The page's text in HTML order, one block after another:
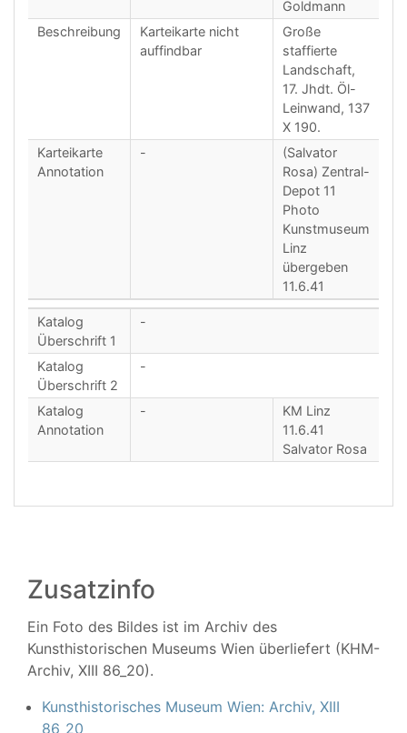
Goldmann
Beschreibung
Karteikarte nicht
auffindbar
Große
staffierte
Landschaft,
17. Jhdt. Öl-
Leinwand, 137
X 190.
Karteikarte
Annotation
-
(Salvator
Rosa) Zentral-
Depot 11
Photo
Kunstmuseum
Linz
übergeben
11.6.41
Katalog
Überschrift 1
-
Katalog
Überschrift 2
-
Katalog
Annotation
-
KM Linz
11.6.41
Salvator Rosa
Zusatzinfo
Ein Foto des Bildes ist im Archiv des
Kunsthistorischen Museums Wien überliefert (KHM-
Archiv, XIII 86_20).
Kunsthistorisches Museum Wien: Archiv, XIII
86_20